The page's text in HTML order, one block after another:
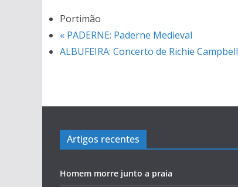
Portimão
« PADERNE: Paderne Medieval
ALBUFEIRA: Concerto de Richie Campbell
Artigos recentes
Homem morre junto a praia